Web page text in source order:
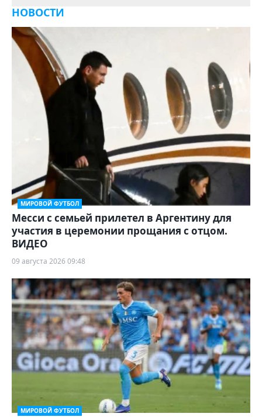
НОВОСТИ
МИРОВОЙ ФУТБОЛ
Месси с семьей прилетел в Аргентину для
участия в церемонии прощания с отцом.
ВИДЕО
09 августа 2026 09:48
МИРОВОЙ ФУТБОЛ